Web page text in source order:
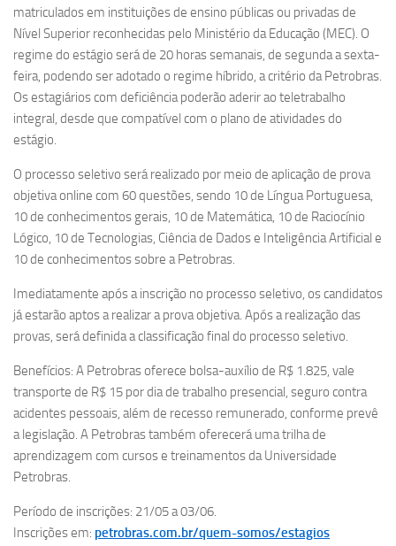
matriculados em instituições de ensino públicas ou privadas de
Nível Superior reconhecidas pelo Ministério da Educação (MEC). O
regime do estágio será de 20 horas semanais, de segunda a sexta-
feira, podendo ser adotado o regime híbrido, a critério da Petrobras.
Os estagiários com deficiência poderão aderir ao teletrabalho
integral, desde que compatível com o plano de atividades do
estágio.
O processo seletivo será realizado por meio de aplicação de prova
objetiva online com 60 questões, sendo 10 de Língua Portuguesa,
10 de conhecimentos gerais, 10 de Matemática, 10 de Raciocínio
Lógico, 10 de Tecnologias, Ciência de Dados e Inteligência Artificial e
10 de conhecimentos sobre a Petrobras.
Imediatamente após a inscrição no processo seletivo, os candidatos
já estarão aptos a realizar a prova objetiva. Após a realização das
provas, será definida a classificação final do processo seletivo.
Benefícios: A Petrobras oferece bolsa-auxílio de R$ 1.825, vale
transporte de R$ 15 por dia de trabalho presencial, seguro contra
acidentes pessoais, além de recesso remunerado, conforme prevê
a legislação. A Petrobras também oferecerá uma trilha de
aprendizagem com cursos e treinamentos da Universidade
Petrobras.
Período de inscrições: 21/05 a 03/06.
Inscrições em: petrobras.com.br/quem-somos/estagios